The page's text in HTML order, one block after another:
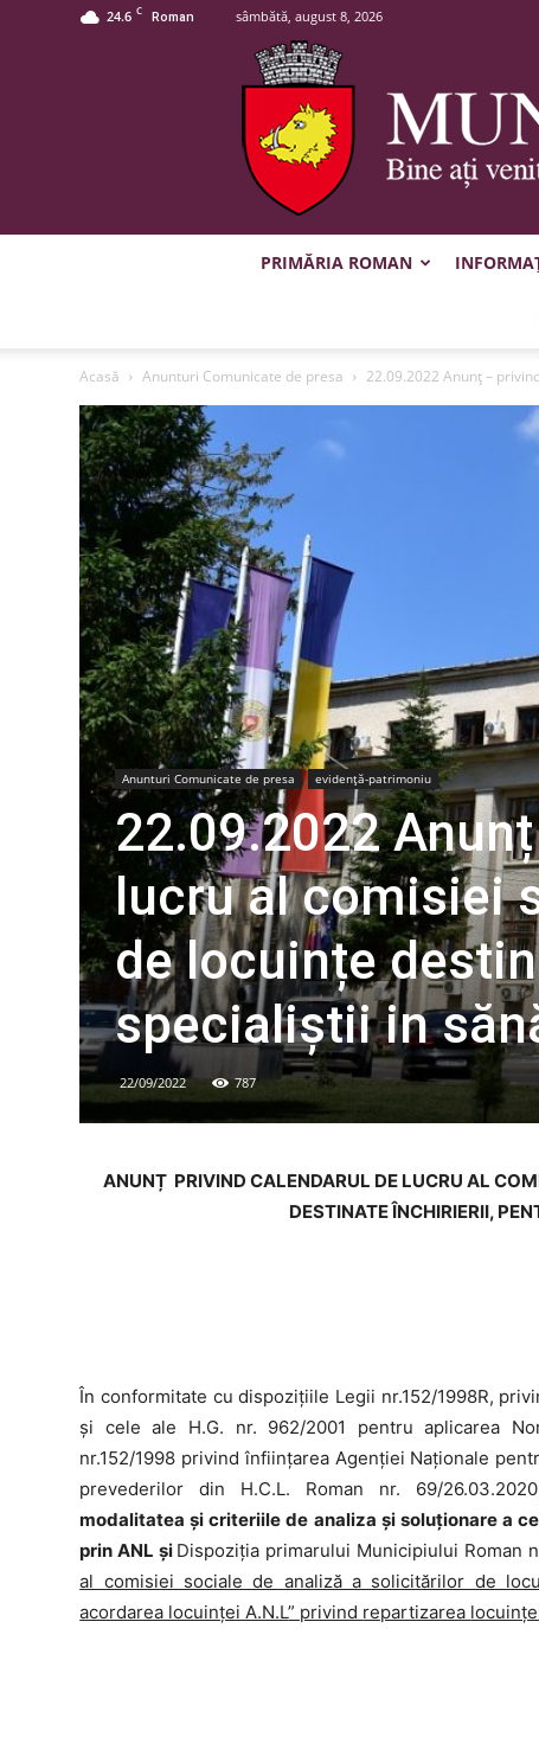
24.6 C Roman sâmbătă, august 8, 2026
PRIMĂRIA ROMAN
Acasă Anunturi Comunicate de presa 22.09.2022 Anunț –
Anunturi Comunicate de presa evidență-patrimoniu
22.09.2022
lucru al comisiei
de locuințe
specialiștii in
22/09/2022 787
ANUNȚ PRIVIND CALENDARUL DE LUCRU AL
DESTINATE ÎNCHIRIERII,
În conformitate cu dispozițiile Legii nr.152/1998R,
și cele ale H.G. nr. 962/2001 pentru aplicarea
nr.152/1998 privind înființarea Agenției Naționale
prevederilor din H.C.L. Roman nr. 69/
modalitatea și criteriile de analiza și soluționare a
prin ANL și Dispoziția primarului Municipiului Roman
al comisiei sociale de analiză a solicitărilor de
acordarea locuinței A.N.L” privind repartizarea